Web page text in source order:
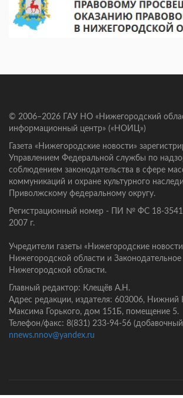
© 2006–2026 ГАУ НО «Нижегородский
информационный центр» («НОИЦ»)
Газета «Нижегородские новости»
Управлением Федеральной службы по
соблюдением законодательства в сфере
коммуникаций и охране культурного
Приволжскому федеральному округу.
Регистрационный номер - ПИ № ФС 18-3541
2007 г.
Учредители газеты «Нижегородские
Нижегородской области и
Нижегородской области.
Главный редактор: Клещёв А.Н.
Адрес редакции, издателя: 603006, Нижний
Максима Горького, дом 151Б, помещение 5.
Телефон/факс: 8(831) 233-94-56
nnews.nnov@yandex.ru